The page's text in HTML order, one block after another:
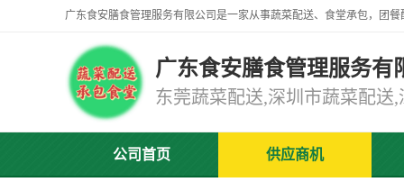
广东食安膳食管理服务有
公司首页 供应商机